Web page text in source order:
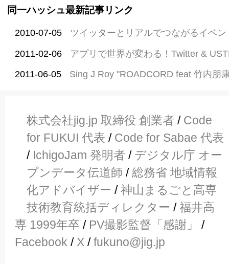
同一ハッシュ最新記事リンク
2010-07-05 ツイッターとリアルでつながるイベ
2011-02-06 アプリで世界が変わる！Twitter &
2011-06-05 Sing J Roy "ROADCORD feat 竹内朋
株式会社jig.jp 取締役 創業者 / Code
for FUKUI 代表 / Code for Sabae 代表
/ IchigoJam 発明者 / デジタル庁 オー
プンデータ伝道師 /総務省 地域情報
化アドバイザー /神山まるごと高専
技術教育統括ディレクター /福井高
専 1999年卒 / PV撮影監督「感謝」
/
Facebook / X /fukuno@jig.jp